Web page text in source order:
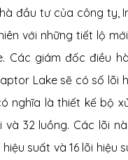
đầu tư của công ty,
với những tiết lộ
Các giám đốc điều
Lake sẽ có số lõi
nghĩa là thiết kế bộ
32 luồng. Các lõi
suất và 16 lõi hiệu